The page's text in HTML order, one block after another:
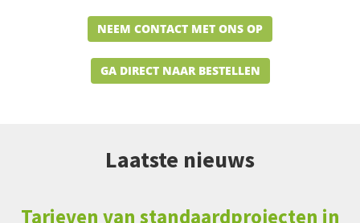
NEEM CONTACT MET ONS OP
GA DIRECT NAAR BESTELLEN
Laatste nieuws
Tarieven van standaardprojecten in